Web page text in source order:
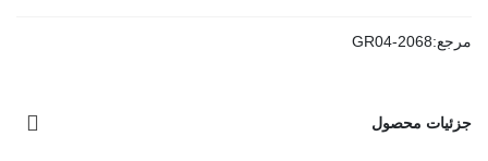
مرجع:GR04-2068
جزئیات محصول